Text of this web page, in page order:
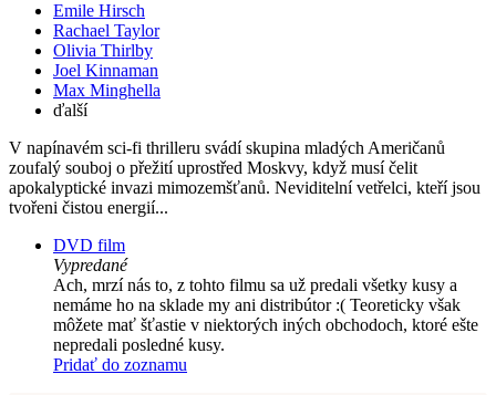
Emile Hirsch
Rachael Taylor
Olivia Thirlby
Joel Kinnaman
Max Minghella
ďalší
V napínavém sci-fi thrilleru svádí skupina mladých Američanů
zoufalý souboj o přežití uprostřed Moskvy, když musí čelit
apokalyptické invazi mimozemšťanů. Neviditelní vetřelci, kteří jsou
tvořeni čistou energií...
DVD film
Vypredané
Ach, mrzí nás to, z tohto filmu sa už predali všetky kusy a
nemáme ho na sklade my ani distribútor :( Teoreticky však
môžete mať šťastie v niektorých iných obchodoch, ktoré ešte
nepredali posledné kusy.
Pridať do zoznamu